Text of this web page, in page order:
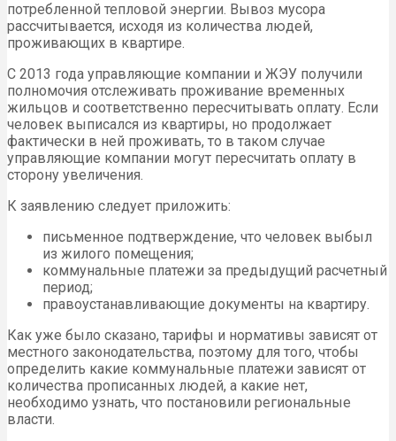
потребленной тепловой энергии. Вывоз мусора
рассчитывается, исходя из количества людей,
проживающих в квартире.
С 2013 года управляющие компании и ЖЭУ получили
полномочия отслеживать проживание временных
жильцов и соответственно пересчитывать оплату. Если
человек выписался из квартиры, но продолжает
фактически в ней проживать, то в таком случае
управляющие компании могут пересчитать оплату в
сторону увеличения.
К заявлению следует приложить:
письменное подтверждение, что человек выбыл
из жилого помещения;
коммунальные платежи за предыдущий расчетный
период;
правоустанавливающие документы на квартиру.
Как уже было сказано, тарифы и нормативы зависят от
местного законодательства, поэтому для того, чтобы
определить какие коммунальные платежи зависят от
количества прописанных людей, а какие нет,
необходимо узнать, что постановили региональные
власти.